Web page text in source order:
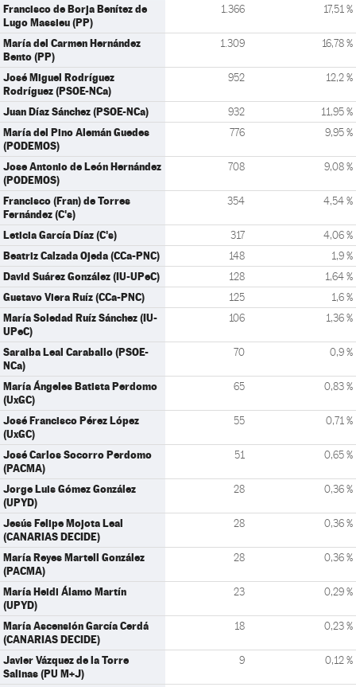
Francisco de Borja Benítez de
Lugo Massieu (PP)
1.366 17,51 %
María del Carmen Hernández
Bento (PP)
1.309 16,78 %
José Miguel Rodríguez
Rodríguez (PSOE-NCa)
952 12,2 %
Juan Díaz Sánchez (PSOE-NCa) 932 11,95 %
María del Pino Alemán Guedes
(PODEMOS)
776 9,95 %
Jose Antonio de León Hernández
(PODEMOS)
708 9,08 %
Francisco (Fran) de Torres
Fernández (C's)
354 4,54 %
Leticia García Díaz (C's) 317 4,06 %
Beatriz Calzada Ojeda (CCa-PNC) 148 1,9 %
David Suárez González (IU-UPeC) 128 1,64 %
Gustavo Viera Ruíz (CCa-PNC) 125 1,6 %
María Soledad Ruíz Sánchez (IU-
UPeC)
106 1,36 %
Saraiba Leal Caraballo (PSOE-
NCa)
70 0,9 %
María Ángeles Batista Perdomo
(UxGC)
65 0,83 %
José Francisco Pérez López
(UxGC)
55 0,71 %
José Carlos Socorro Perdomo
(PACMA)
51 0,65 %
Jorge Luis Gómez González
(UPYD)
28 0,36 %
Jesús Felipe Mojota Leal
(CANARIAS DECIDE)
28 0,36 %
María Reyes Martell González
(PACMA)
28 0,36 %
María Heidi Álamo Martín
(UPYD)
23 0,29 %
María Ascensión García Cerdá
(CANARIAS DECIDE)
18 0,23 %
Javier Vázquez de la Torre
Salinas (PU M+J)
9 0,12 %